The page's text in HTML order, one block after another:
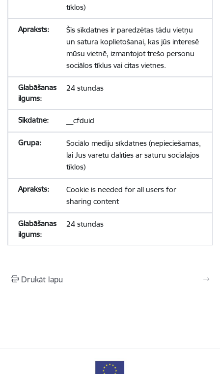
tīklos)
Šīs sīkdatnes ir paredzētas tādu vietņu
un satura koplietošanai, kas jūs interesē
mūsu vietnē, izmantojot trešo personu
sociālos tīklus vai citas vietnes.
24 stundas
__cfduid
Sociālo mediju sīkdatnes (nepieciešamas,
lai Jūs varētu dalīties ar saturu sociālajos
tīklos)
Cookie is needed for all users for
sharing content
24 stundas
Drukāt lapu